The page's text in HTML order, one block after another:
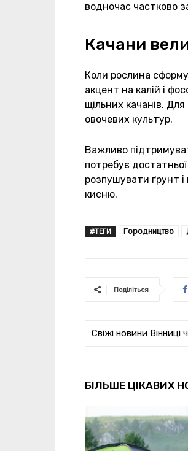
водночас частково
Качани
Коли рослина
акцент на калій і
щільних качанів.
овочевих культур.
Важливо
потребує
розпушувати ґрунт
кисню.
#ТЕГИ Городництво
Поділіться
Свіжі новини
БІЛЬШЕ ЦІКАВИХ